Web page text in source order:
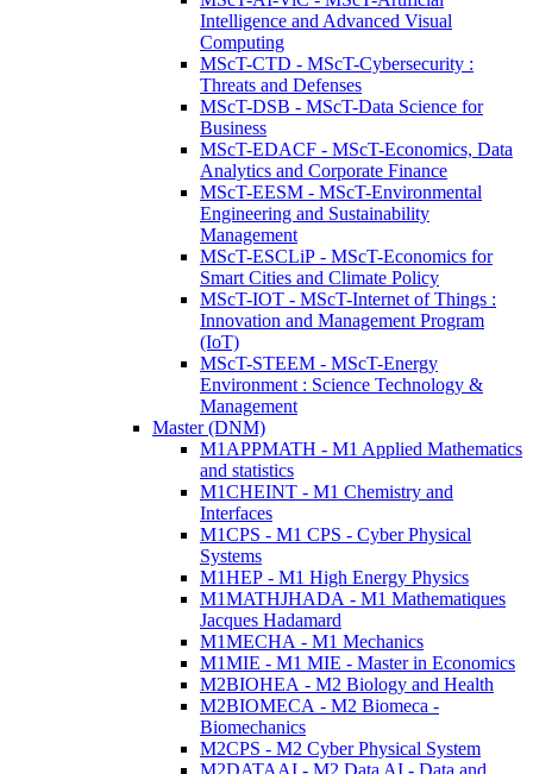
Intelligence and Advanced Visual
Computing
MScT-CTD - MScT-Cybersecurity :
Threats and Defenses
MScT-DSB - MScT-Data Science for
Business
MScT-EDACF - MScT-Economics, Data
Analytics and Corporate Finance
MScT-EESM - MScT-Environmental
Engineering and Sustainability
Management
MScT-ESCLiP - MScT-Economics for
Smart Cities and Climate Policy
MScT-IOT - MScT-Internet of Things :
Innovation and Management Program
(IoT)
MScT-STEEM - MScT-Energy
Environment : Science Technology &
Management
Master (DNM)
M1APPMATH - M1 Applied Mathematics
and statistics
M1CHEINT - M1 Chemistry and
Interfaces
M1CPS - M1 CPS - Cyber Physical
Systems
M1HEP - M1 High Energy Physics
M1MATHJHADA - M1 Mathematiques
Jacques Hadamard
M1MECHA - M1 Mechanics
M1MIE - M1 MIE - Master in Economics
M2BIOHEA - M2 Biology and Health
M2BIOMECA - M2 Biomeca -
Biomechanics
M2CPS - M2 Cyber Physical System
M2DATAAI - M2 Data AI - Data and